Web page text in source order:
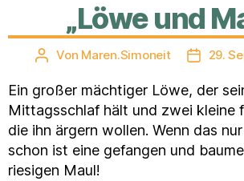
„Löwe und
Beitragsautor
Von Maren.Simoneit 29.
Ein großer mächtiger Löwe, der
Mittagsschlaf hält und zwei kleine
die ihn ärgern wollen. Wenn das
schon ist eine gefangen und
riesigen Maul!